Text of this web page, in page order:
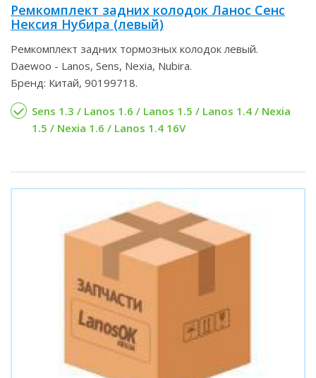
Ремкомплект задних колодок Ланос Сенс
Нексия Нубира (левый)
Ремкомплект задних тормозных колодок левый.
Daewoo - Lanos, Sens, Nexia, Nubira.
Бренд: Китай, 90199718.
Sens 1.3 / Lanos 1.6 / Lanos 1.5 / Lanos 1.4 / Nexia
1.5 / Nexia 1.6 / Lanos 1.4 16V